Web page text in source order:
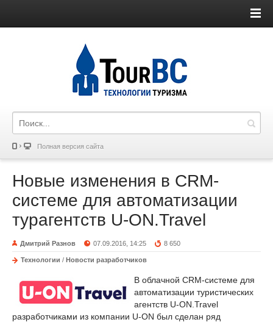
Полная версия сайта
Новые изменения в CRM-
системе для автоматизации
турагентств U-ON.Travel
Дмитрий Разнов 07.09.2016, 14:25 8 650
Технологии / Новости разработчиков
В облачной CRM-системе для
автоматизации туристических
агентств U-ON.Travel
разработчиками из компании U-ON был сделан ряд